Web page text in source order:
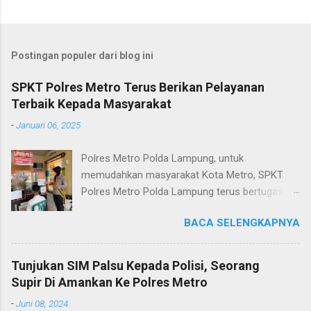
Postingan populer dari blog ini
SPKT Polres Metro Terus Berikan Pelayanan
Terbaik Kepada Masyarakat
-Januari 06, 2025
Polres Metro Polda Lampung, untuk
memudahkan masyarakat Kota Metro, SPKT
Polres Metro Polda Lampung terus bertugas
terkait layanan pengaduan, pelayanan SKCK dan
pelayanan Identifikasi sidik jari secara terpadu
kepada masyarakat. Senin (06/01/2025) Dalam
mewujudkan pelayanan prima kepolisian, SPKT
BACA SELENGKAPNYA
Tunjukan SIM Palsu Kepada Polisi, Seorang
Supir Di Amankan Ke Polres Metro
-Juni 08, 2024